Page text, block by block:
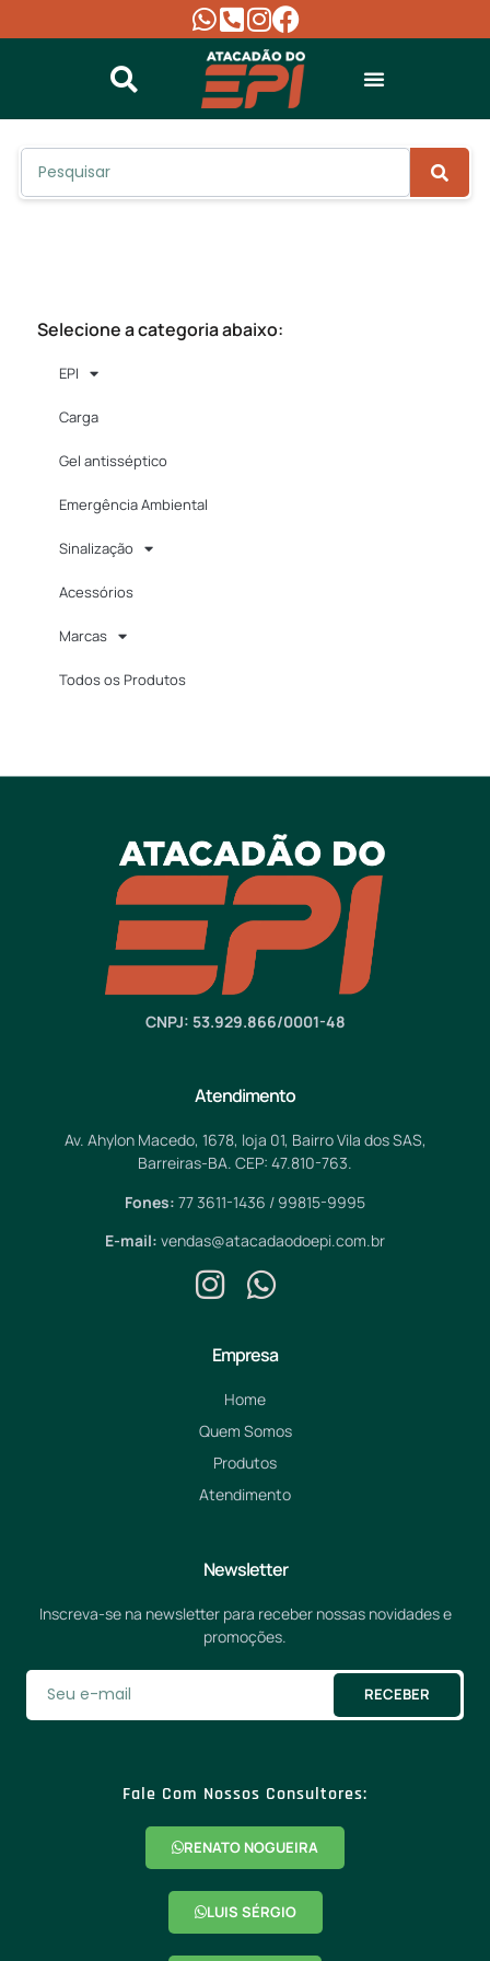
Selecione a categoria abaixo:
EPI
Carga
Gel antisséptico
Emergência Ambiental
Sinalização
Acessórios
Marcas
Todos os Produtos
CNPJ: 53.929.866/0001-48
Atendimento
Av. Ahylon Macedo, 1678, loja 01, Bairro Vila dos SAS,
Barreiras-BA. CEP: 47.810-763.
Fones: 77 3611-1436 / 99815-9995
E-mail: vendas@atacadaodoepi.com.br
Empresa
Home
Quem Somos
Produtos
Atendimento
Newsletter
Inscreva-se na newsletter para receber nossas novidades e
promoções.
RECEBER
Fale Com Nossos Consultores:
RENATO NOGUEIRA
LUIS SÉRGIO